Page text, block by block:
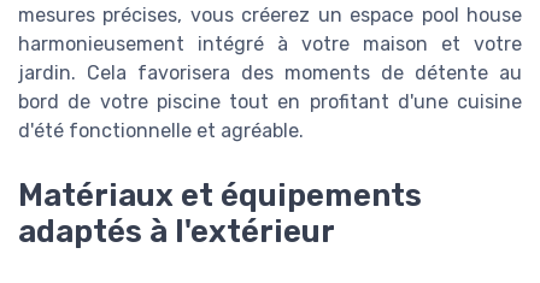
mesures précises, vous créerez un espace pool house
harmonieusement intégré à votre maison et votre
jardin. Cela favorisera des moments de détente au
bord de votre piscine tout en profitant d'une cuisine
d'été fonctionnelle et agréable.
Matériaux et équipements
adaptés à l'extérieur